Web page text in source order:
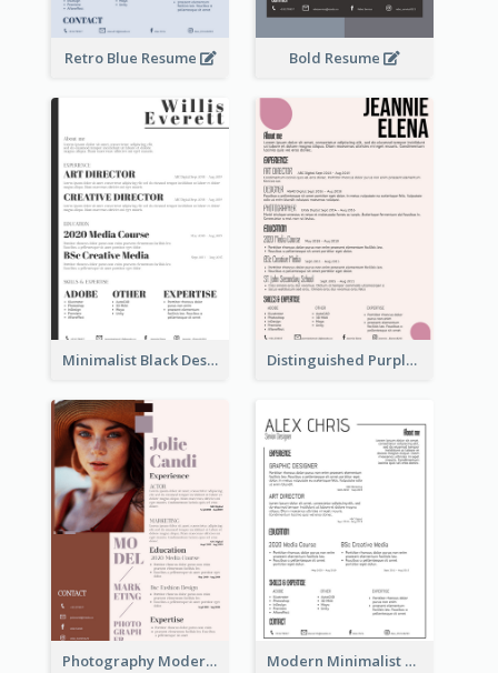
Retro Blue Resume Bold Resume
Minimalist Black Designer Resume Distinguished Purple Modern Resume
Photography Modern Brown Professional Resume Modern Minimalist Black Color Resume